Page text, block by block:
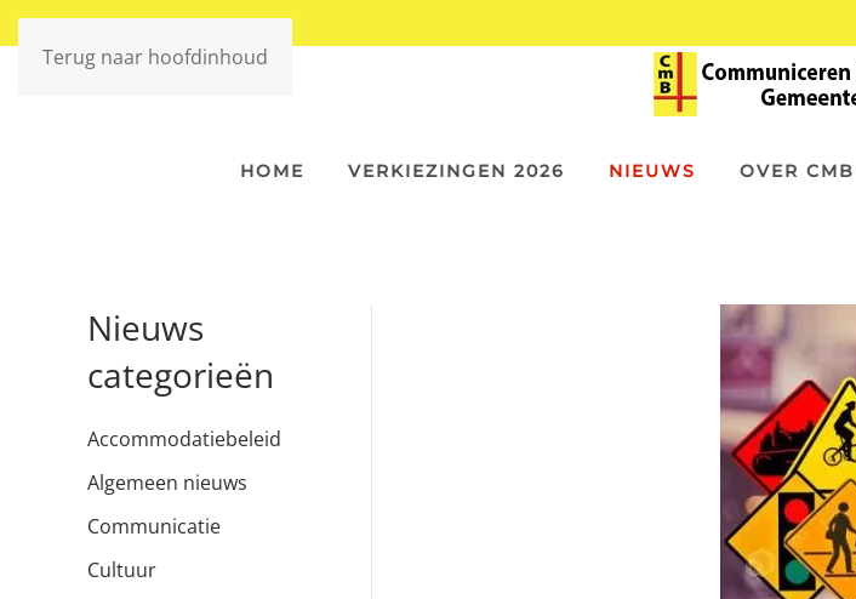
Terug naar hoofdinhoud
HOME VERKIEZINGEN 2026 NIEUWS OVER CMB
Nieuws
categorieën
Accommodatiebeleid
Algemeen nieuws
Communicatie
Cultuur